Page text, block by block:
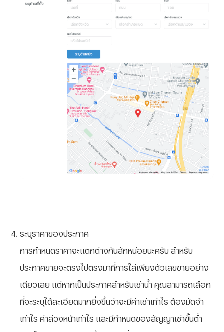
ระบุราคาของประกาศ
การกำหนดราคาจะแตกต่างกันสักหน่อยนะครับ สำหรับ
ประกาศขายจะตรงไปตรงมาที่การใส่เพียงตัวเลขขายอย่าง
เดียวเลย แต่หากเป็นประกาศสำหรับเช่าน้ำ คุณสามารถเลือก
ที่จะระบุได้ละเอียดมากยิ่งขึ้นว่าจะมีค่าเช่าเท่าไร ต้องมัดจำ
เท่าไร ค่าล่วงหน้าเท่าไร และมีกำหนดของสัญญาเช่าขั้นต่ำ